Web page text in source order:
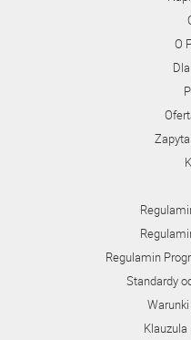
O
Regulamin
Standardy